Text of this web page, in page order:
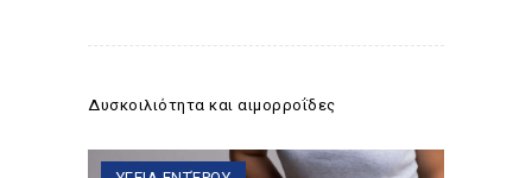
Δυσκοιλιότητα και αιμορροΐδες